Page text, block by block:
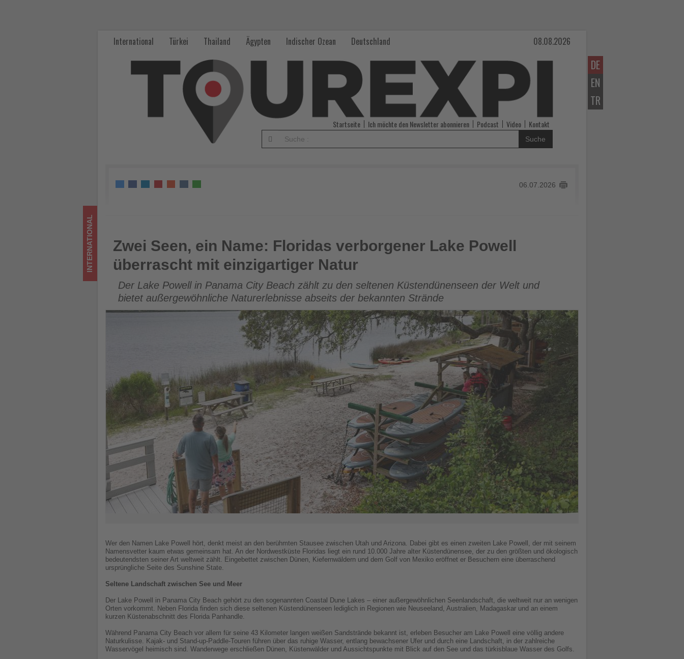
einzigartiger
DE
EN
TR
International Türkei Thailand Ägypten Indischer Ozean Deutschland 08.08.2026
Startseite Ich möchte den Newsletter abonnieren Podcast Video Kontakt
Suche
06.07.2026
Zwei Seen, ein Name: Floridas verborgener Lake Powell überrascht mit einzigartiger Natur
INTERNATIONAL
Zwei Seen, ein Name: Floridas verborgener Lake Powell
überrascht mit einzigartiger Natur
Der Lake Powell in Panama City Beach zählt zu den seltenen Küstendünenseen der Welt und
bietet außergewöhnliche Naturerlebnisse abseits der bekannten Strände
Wer den Namen Lake Powell hört, denkt meist an den berühmten Stausee zwischen Utah und Arizona. Dabei gibt es einen zweiten Lake Powell, der mit seinem
Namensvetter kaum etwas gemeinsam hat. An der Nordwestküste Floridas liegt ein rund 10.000 Jahre alter Küstendünensee, der zu den größten und ökologisch
bedeutendsten seiner Art weltweit zählt. Eingebettet zwischen Dünen, Kiefernwäldern und dem Golf von Mexiko eröffnet er Besuchern eine überraschend
ursprüngliche Seite des Sunshine State.
Seltene Landschaft zwischen See und Meer
Der Lake Powell in Panama City Beach gehört zu den sogenannten Coastal Dune Lakes – einer außergewöhnlichen Seenlandschaft, die weltweit nur an wenigen
Orten vorkommt. Neben Florida finden sich diese seltenen Küstendünenseen lediglich in Regionen wie Neuseeland, Australien, Madagaskar und an einem
kurzen Küstenabschnitt des Florida Panhandle.
Während Panama City Beach vor allem für seine 43 Kilometer langen weißen Sandstrände bekannt ist, erleben Besucher am Lake Powell eine völlig andere
Naturkulisse. Kajak- und Stand-up-Paddle-Touren führen über das ruhige Wasser, entlang bewachsener Ufer und durch eine Landschaft, in der zahlreiche
Wasservögel heimisch sind. Wanderwege erschließen Dünen, Küstenwälder und Aussichtspunkte mit Blick auf den See und das türkisblaue Wasser des Golfs.